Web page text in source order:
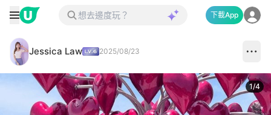
下載App
Jessica Law 2025/08/23
1/4